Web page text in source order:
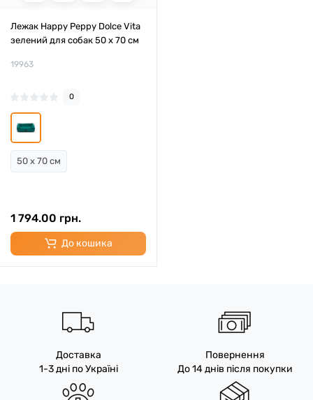
Лежак Happy Peppy Dolce Vita
зелений для собак 50 x 70 см
19963
0
50 x 70 см
1 794.00 грн.
До кошика
Доставка
1-3 дні по Україні
Повернення
До 14 днів після покупки